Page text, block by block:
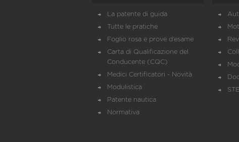
La patente di guida
Tutte le pratiche
Foglio rosa e prove d’esame
Carta di Qualificazione del
Conducente (CQC)
Medici Certificatori - Novità
Modulistica
Patente nautica
Normativa